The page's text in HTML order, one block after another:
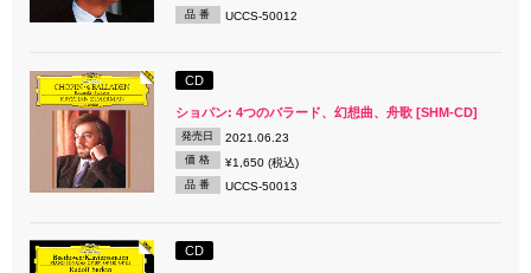
品 番 UCCS-50012
CD
ショパン: 4つのバラード、幻想曲、舟歌 [SHM-CD]
発売日 2021.06.23
価 格 ¥1,650 (税込)
品 番 UCCS-50013
CD